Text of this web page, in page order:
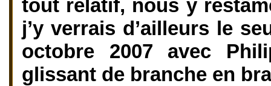
tout relatif, nous y
j’y verrais d’ailleurs le
octobre 2007 avec
glissant de branche en